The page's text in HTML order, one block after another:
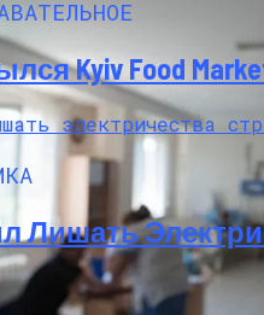
Могут
Kyiv Food
Лишать